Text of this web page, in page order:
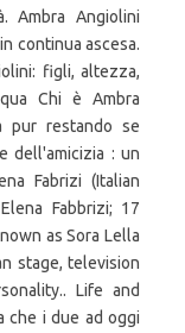
Ambra Angiolini
continua ascesa.
figli, altezza,
Chi è Ambra
pur restando se
dell'amicizia : un
Fabrizi (Italian
Fabbrizi; 17
as Sora Lella
stage, television
Life and
che i due ad oggi